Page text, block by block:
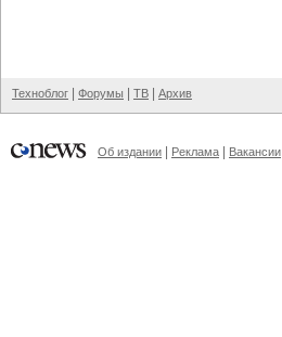
Техноблог Форумы ТВ Архив
Об издании Реклама Вакансии